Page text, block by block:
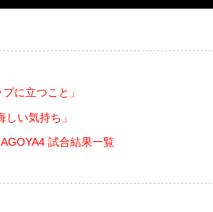
に立つこと」
い気持ち」
試合結果一覧